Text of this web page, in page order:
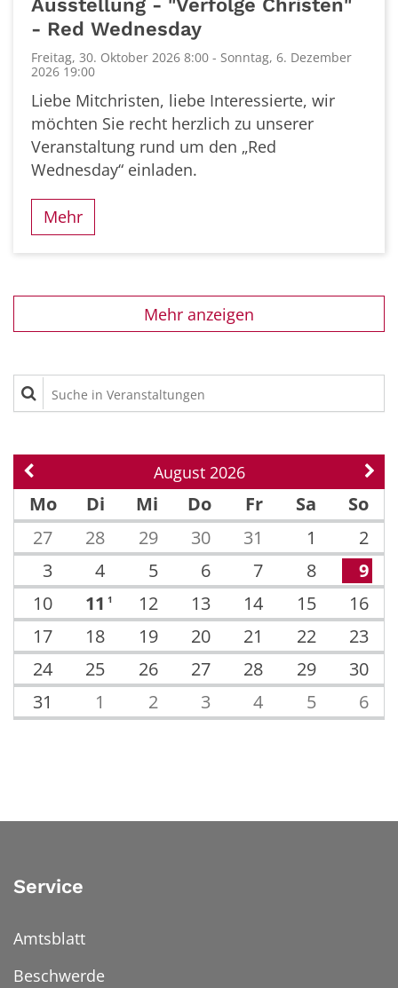
Ausstellung - "Verfolge Christen"
- Red Wednesday
Freitag, 30. Oktober 2026 8:00 - Sonntag, 6. Dezember
2026 19:00
Liebe Mitchristen, liebe Interessierte, wir
möchten Sie recht herzlich zu unserer
Veranstaltung rund um den „Red
Wednesday“ einladen.
Mehr
Mehr anzeigen
Suche in Veranstaltungen
Vorherige Seite August 2026
Mo
Di Mi Do Fr Sa
So
27
28 29 30 31 1
2
3
4 5 6 7 8
9
10
11 1 12 13 14 15
16
17
18 19 20 21 22
23
24
25 26 27 28 29
30
31
1 2 3 4 5 6
Service
Amtsblatt
Beschwerde